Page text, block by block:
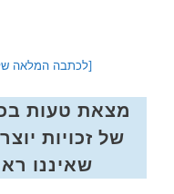
[לכתבה המלאה של
מצאת טעות
של זכויות
שאיננו